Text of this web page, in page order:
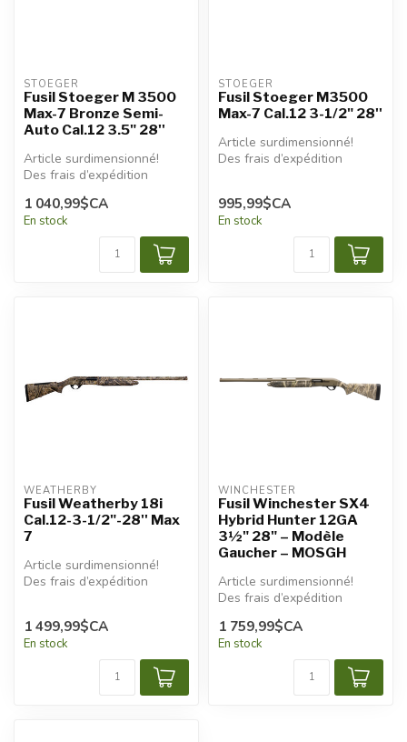
STOEGER
Fusil Stoeger M 3500
Max-7 Bronze Semi-
Auto Cal.12 3.5" 28''
Article surdimensionné!
Des frais d’expédition
appliqués.
1 040,99$CA
En stock
STOEGER
Fusil Stoeger M3500
Max-7 Cal.12 3-1/2" 28''
Article surdimensionné!
Des frais d’expédition
995,99$CA
En stock
WEATHERBY
Fusil Weatherby 18i
Cal.12-3-1/2"-28'' Max
7
Article surdimensionné!
Des frais d’expédition
1 499,99$CA
En stock
WINCHESTER
Fusil Winchester SX4
Hybrid Hunter 12GA
3½" 28" – Modèle
Gaucher – MOSGH
Article surdimensionné!
Des frais d’expédition
additionnels seront
appliqués.
1 759,99$CA
En stock